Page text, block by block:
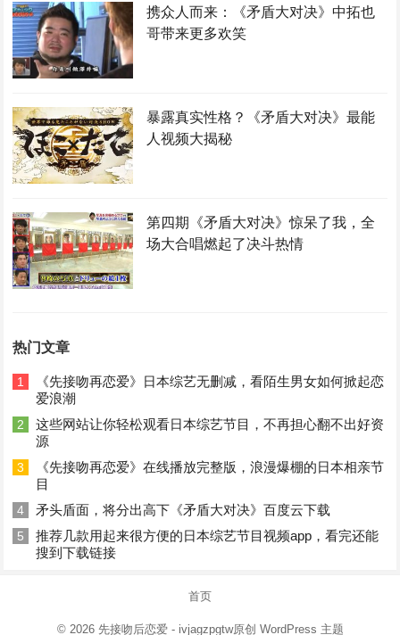
携众人而来：《矛盾大对决》中拓也
哥带来更多欢笑
暴露真实性格？《矛盾大对决》最能
人视频大揭秘
第四期《矛盾大对决》惊呆了我，全
场大合唱燃起了决斗热情
热门文章
1
《先接吻再恋爱》日本综艺无删减，看陌生男女如何掀起恋
爱浪潮
2
这些网站让你轻松观看日本综艺节目，不再担心翻不出好资
源
3
《先接吻再恋爱》在线播放完整版，浪漫爆棚的日本相亲节
目
4 矛头盾面，将分出高下《矛盾大对决》百度云下载
5
推荐几款用起来很方便的日本综艺节目视频app，看完还能
搜到下载链接
首页
© 2026 先接吻后恋爱- ivjagzpgtw原创 WordPress 主题